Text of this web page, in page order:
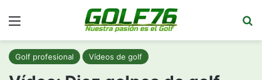
Golf profesional Vídeos de golf